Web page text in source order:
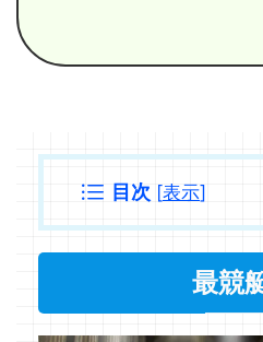
目次 [表示]
最競